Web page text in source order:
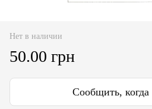
Нет в наличии
50.00 грн
Сообщить, когда